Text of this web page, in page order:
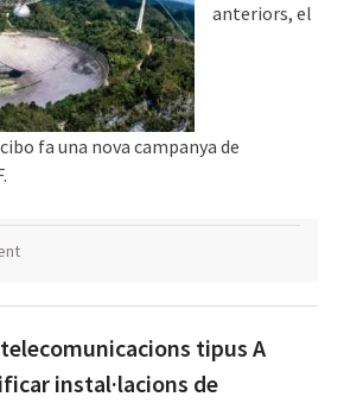
anteriors, el
fa una nova campanya de
tipus A
instal·lacions de